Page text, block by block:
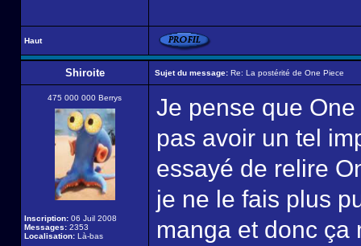
Haut
Shiroite Sujet du message: Re: La postérité de One Piece
475 000 000 Berrys
Inscription: 06 Juil 2008
Messages: 2353
Localisation: Là-bas
Je pense que
pas avoir un tel
essayé de relire
je ne le fais plus
manga et donc ça